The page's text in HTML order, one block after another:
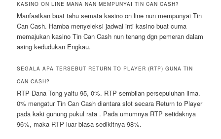
KASINO ON LINE MANA NAN MEMPUNYAI TIN CAN CASH?
Manfaatkan buat tahu semata kasino on line nun mempunyai Tin
Can Cash. Hamba menyeleksi jadwal inti kasino buat cuma
memajukan kasino Tin Can Cash nun tenang dgn pemeran dalam
asing kedudukan Engkau.
SEGALA APA TERSEBUT RETURN TO PLAYER (RTP) GUNA TIN
CAN CASH?
RTP Dana Tong yaitu 95, 0%. RTP sembilan persepuluhan lima.
0% mengatur Tin Can Cash diantara slot secara Return to Player
pada kaki gunung pukul rata . Pada umumnya RTP setidaknya
96%, maka RTP luar biasa sedikitnya 98%.